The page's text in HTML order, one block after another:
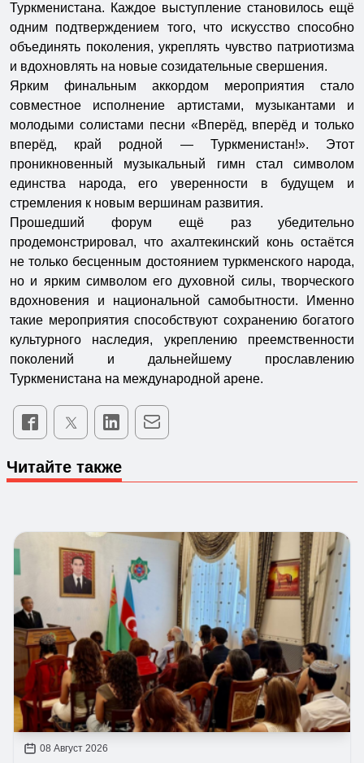
Туркменистана. Каждое выступление становилось ещё
одним подтверждением того, что искусство способно
объединять поколения, укреплять чувство патриотизма
и вдохновлять на новые созидательные свершения.
Ярким финальным аккордом мероприятия стало
совместное исполнение артистами, музыкантами и
молодыми солистами песни «Вперёд, вперёд и только
вперёд, край родной — Туркменистан!». Этот
проникновенный музыкальный гимн стал символом
единства народа, его уверенности в будущем и
стремления к новым вершинам развития.
Прошедший форум ещё раз убедительно
продемонстрировал, что ахалтекинский конь остаётся
не только бесценным достоянием туркменского народа,
но и ярким символом его духовной силы, творческого
вдохновения и национальной самобытности. Именно
такие мероприятия способствуют сохранению богатого
культурного наследия, укреплению преемственности
поколений и дальнейшему прославлению
Туркменистана на международной арене.
Читайте также
08 Август 2026